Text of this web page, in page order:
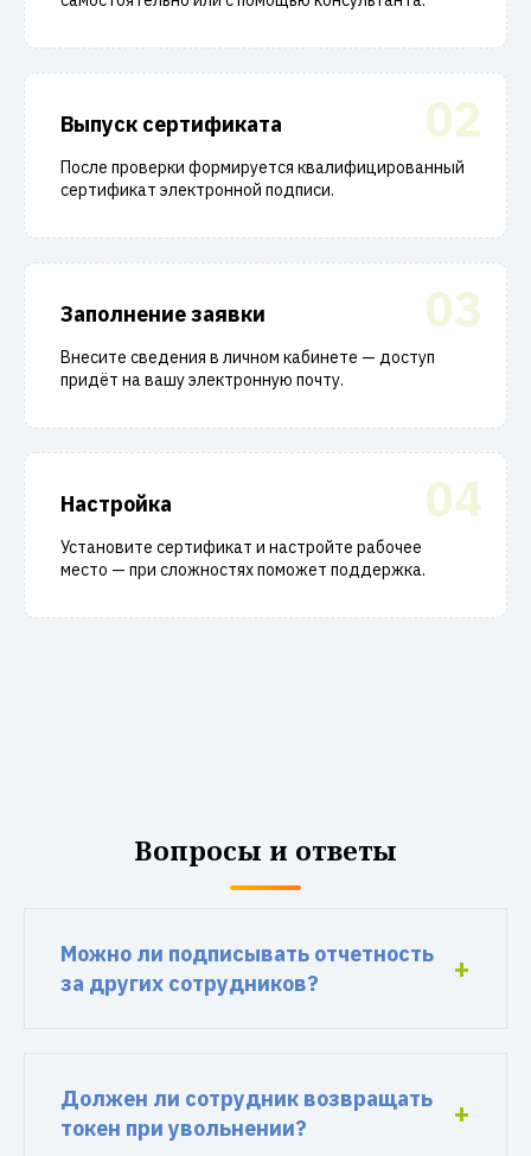
02
Выпуск сертификата
После проверки формируется квалифицированный
сертификат электронной подписи.
03
Заполнение заявки
Внесите сведения в личном кабинете — доступ
придёт на вашу электронную почту.
04
Настройка
Установите сертификат и настройте рабочее
место — при сложностях поможет поддержка.
Вопросы и ответы
Можно ли подписывать отчетность
за других сотрудников?
Должен ли сотрудник возвращать
токен при увольнении?